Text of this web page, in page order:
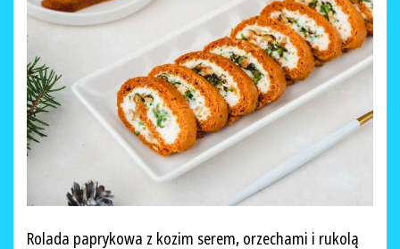
Rolada paprykowa z kozim serem, orzechami i rukolą